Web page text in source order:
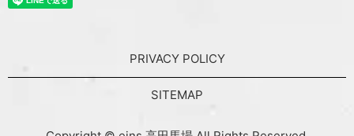
PRIVACY POLICY
SITEMAP